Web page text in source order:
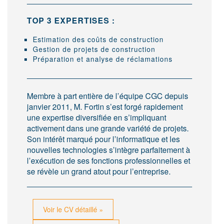
TOP 3 EXPERTISES :
Estimation des coûts de construction
Gestion de projets de construction
Préparation et analyse de réclamations
Membre à part entière de l’équipe CGC depuis
janvier 2011, M. Fortin s’est forgé rapidement
une expertise diversifiée en s’impliquant
activement dans une grande variété de projets.
Son intérêt marqué pour l’informatique et les
nouvelles technologies s’intègre parfaitement à
l’exécution de ses fonctions professionnelles et
se révèle un grand atout pour l’entreprise.
Voir le CV détaillé »